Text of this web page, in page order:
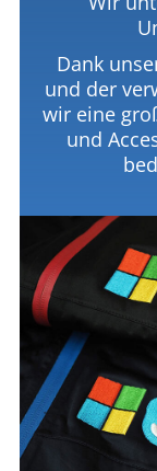
Dank
und der
wir eine
und